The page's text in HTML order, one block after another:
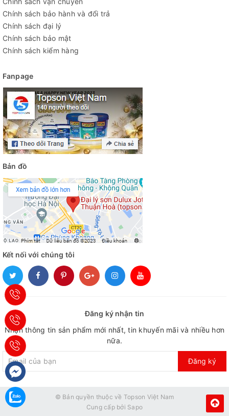
Chính sách bảo hành và đổi trả
Chính sách đại lý
Chính sách bảo mật
Chính sách kiểm hàng
Fanpage
Bản đồ
Kết nối với chúng tôi
Đăng ký nhận tin
Nhận thông tin sản phẩm mới nhất, tin khuyến mãi và nhiều hơn
nữa.
Đăng ký
© Bản quyền thuộc về Topson Việt Nam
Cung cấp bởi Sapo